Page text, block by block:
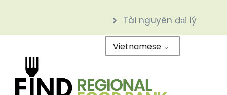
nội
Tài nguyên đại lý
Vietnamese